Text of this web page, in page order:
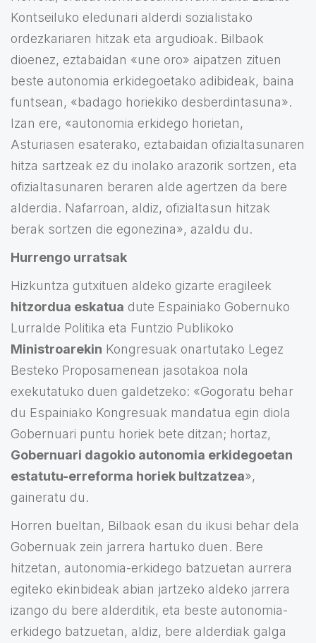
Kontseiluko eledunari alderdi sozialistako
ordezkariaren hitzak eta argudioak. Bilbaok
dioenez, eztabaidan «une oro» aipatzen zituen
beste autonomia erkidegoetako adibideak, baina
funtsean, «badago horiekiko desberdintasuna».
Izan ere, «autonomia erkidego horietan,
Asturiasen esaterako, eztabaidan ofizialtasunaren
hitza sartzeak ez du inolako arazorik sortzen, eta
ofizialtasunaren beraren alde agertzen da bere
alderdia. Nafarroan, aldiz, ofizialtasun hitzak
berak sortzen die egonezina», azaldu du.
Hurrengo urratsak
Hizkuntza gutxituen aldeko gizarte eragileek
hitzordua eskatua dute Espainiako Gobernuko
Lurralde Politika eta Funtzio Publikoko
Ministroarekin Kongresuak onartutako Legez
Besteko Proposamenean jasotakoa nola
exekutatuko duen galdetzeko: «Gogoratu behar
du Espainiako Kongresuak mandatua egin diola
Gobernuari puntu horiek bete ditzan; hortaz,
Gobernuari dagokio autonomia erkidegoetan
estatutu-erreforma horiek bultzatzea»,
gaineratu du.
Horren bueltan, Bilbaok esan du ikusi behar dela
Gobernuak zein jarrera hartuko duen. Bere
hitzetan, autonomia-erkidego batzuetan aurrera
egiteko ekinbideak abian jartzeko aldeko jarrera
izango du bere alderditik, eta beste autonomia-
erkidego batzuetan, aldiz, bere alderdiak galga